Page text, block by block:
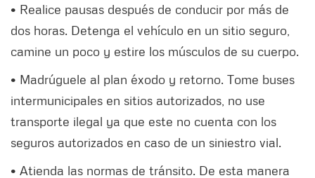
• Realice pausas después de conducir por más de
dos horas. Detenga el vehículo en un sitio seguro,
camine un poco y estire los músculos de su cuerpo.
• Madrúguele al plan éxodo y retorno. Tome buses
intermunicipales en sitios autorizados, no use
transporte ilegal ya que este no cuenta con los
seguros autorizados en caso de un siniestro vial.
• Atienda las normas de tránsito. De esta manera